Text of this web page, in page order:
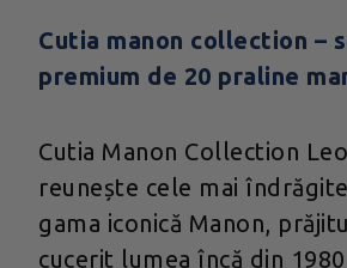
Cutia manon collection –
premium de 20 praline
Cutia Manon Collection
reunește cele mai
gama iconică Manon,
cucerit lumea încă din